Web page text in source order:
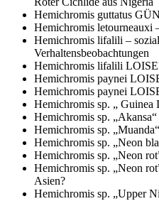
Hemichromis guttatus
Hemichromis letourneauxi
Hemichromis lifalili –
Verhaltensbeobachtungen
Hemichromis lifalili
Hemichromis paynei
Hemichromis paynei
Hemichromis sp. „ Guinea
Hemichromis sp. „Akansa“
Hemichromis sp. „Muanda“
Hemichromis sp. „Neon
Hemichromis sp. „Neon
Hemichromis sp. „Neon
Asien?
Hemichromis sp. „Upper